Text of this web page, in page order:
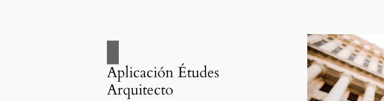
Aplicación Études
Arquitecto